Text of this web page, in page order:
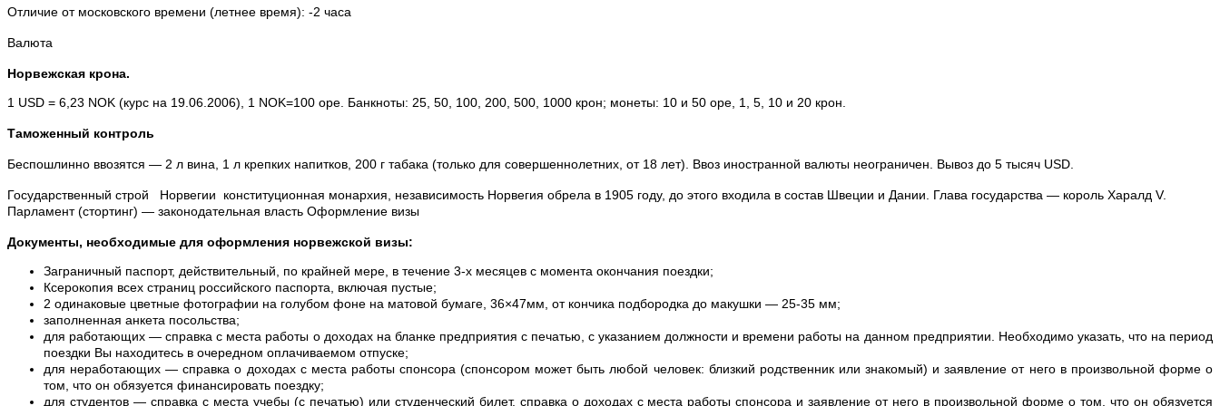
Отличие от московского времени (летнее время): -2 часа
Валюта
Норвежская крона.
1 USD = 6,23 NOK (курс на 19.06.2006), 1 NOK=100 оре. Банкноты: 25, 50, 100, 200, 500, 1000 крон; монеты: 10 и 50 оре, 1, 5, 10 и 20 крон.
Таможенный контроль
Беспошлинно ввозятся — 2 л вина, 1 л крепких напитков, 200 г табака (только для совершеннолетних, от 18 лет). Ввоз иностранной валюты неограничен. Вывоз до 5 тысяч USD.
Государственный строй
Норвегии конституционная монархия, независимость Норвегия обрела в 1905 году, до этого входила в состав Швеции и Дании. Глава государства — король Харалд V.
Парламент (стортинг) — законодательная власть Оформление визы
Документы, необходимые для оформления норвежской визы:
Заграничный паспорт, действительный, по крайней мере, в течение 3-х месяцев с момента окончания поездки;
Ксерокопия всех страниц российского паспорта, включая пустые;
2 одинаковые цветные фотографии на голубом фоне на матовой бумаге, 36×47мм, от кончика подбородка до макушки — 25-35 мм;
заполненная анкета посольства;
для работающих — справка с места работы о доходах на бланке предприятия с печатью, с указанием должности и времени работы на данном предприятии. Необходимо указать, что на период
поездки Вы находитесь в очередном оплачиваемом отпуске;
для неработающих — справка о доходах с места работы спонсора (спонсором может быть любой человек: близкий родственник или знакомый) и заявление от него в произвольной форме о
том, что он обязуется финансировать поездку;
для студентов — справка с места учебы (с печатью) или студенческий билет, справка о доходах с места работы спонсора и заявление от него в произвольной форме о том, что он обязуется